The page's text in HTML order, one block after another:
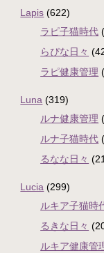
Lapis (622)
ラピ子猫時代
らぴな日々
ラピ健康管理
Luna (319)
ルナ健康管理
ルナ子猫時代
るなな日々
Lucia (299)
ルキア子猫時
るきな日々
ルキア健康管